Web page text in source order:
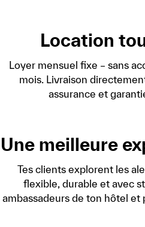
Location
Loyer mensuel fixe – sans
mois. Livraison
assurance et
Une meilleure
Tes clients explorent les
flexible, durable et avec
ambassadeurs de ton hôtel